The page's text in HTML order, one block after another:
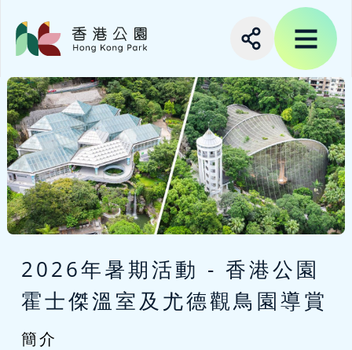
2026年暑期活動 - 香港公園
霍士傑溫室及尤德觀鳥園導賞
簡介